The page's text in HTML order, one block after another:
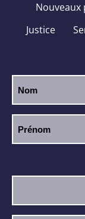
Justice